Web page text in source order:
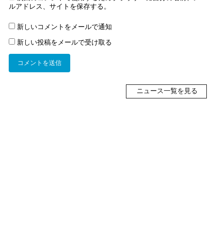
ルアドレス、サイトを保存する。
新しいコメントをメールで通知
新しい投稿をメールで受け取る
ニュース一覧を見る